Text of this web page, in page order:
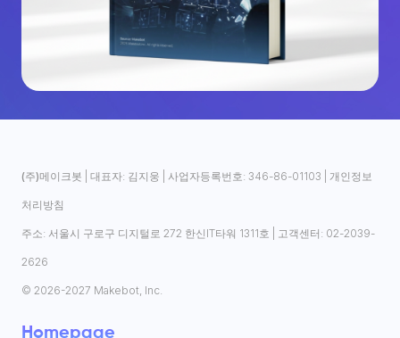
(주)메이크봇 | 대표자: 김지웅 | 사업자등록번호: 346-86-01103 | 개인정보
처리방침
주소: 서울시 구로구 디지털로 272 한신IT타워 1311호 | 고객센터: 02-2039-
2626
© 2026-2027 Makebot, Inc.
Homepage